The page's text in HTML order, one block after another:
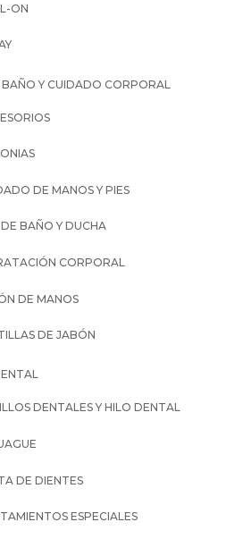
ON
BAÑO Y CUIDADO CORPORAL
DE MANOS Y PIES
BAÑO Y DUCHA
CORPORAL
DE MANOS
DE JABÓN
DENTALES Y HILO DENTAL
DE DIENTES
ESPECIALES